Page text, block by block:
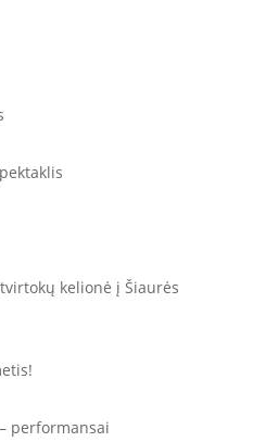
kelionė į Šiaurės
performansai